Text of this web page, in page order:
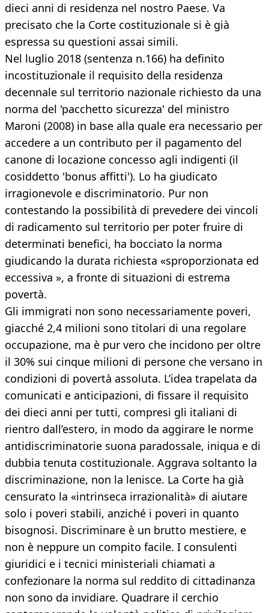
dieci anni di residenza nel nostro Paese. Va
precisato che la Corte costituzionale si è già
espressa su questioni assai simili.
Nel luglio 2018 (sentenza n.166) ha definito
incostituzionale il requisito della residenza
decennale sul territorio nazionale richiesto da una
norma del 'pacchetto sicurezza' del ministro
Maroni (2008) in base alla quale era necessario per
accedere a un contributo per il pagamento del
canone di locazione concesso agli indigenti (il
cosiddetto 'bonus affitti'). Lo ha giudicato
irragionevole e discriminatorio. Pur non
contestando la possibilità di prevedere dei vincoli
di radicamento sul territorio per poter fruire di
determinati benefici, ha bocciato la norma
giudicando la durata richiesta «sproporzionata ed
eccessiva », a fronte di situazioni di estrema
povertà.
Gli immigrati non sono necessariamente poveri,
giacché 2,4 milioni sono titolari di una regolare
occupazione, ma è pur vero che incidono per oltre
il 30% sui cinque milioni di persone che versano in
condizioni di povertà assoluta. L’idea trapelata da
comunicati e anticipazioni, di fissare il requisito
dei dieci anni per tutti, compresi gli italiani di
rientro dall’estero, in modo da aggirare le norme
antidiscriminatorie suona paradossale, iniqua e di
dubbia tenuta costituzionale. Aggrava soltanto la
discriminazione, non la lenisce. La Corte ha già
censurato la «intrinseca irrazionalità» di aiutare
solo i poveri stabili, anziché i poveri in quanto
bisognosi. Discriminare è un brutto mestiere, e
non è neppure un compito facile. I consulenti
giuridici e i tecnici ministeriali chiamati a
confezionare la norma sul reddito di cittadinanza
non sono da invidiare. Quadrare il cerchio